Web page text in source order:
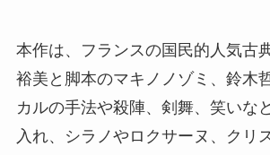
本作は、フランスの国民的人気古
裕美と脚本のマキノノゾミ、鈴木
カルの手法や殺陣、剣舞、笑いな
入れ、シラノやロクサーヌ、クリ